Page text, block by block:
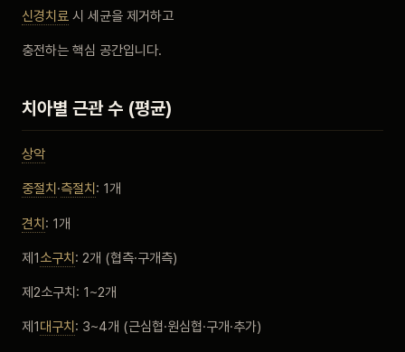
신경치료 시 세균을 제거하고
충전하는 핵심 공간입니다.
치아별 근관 수 (평균)
상악
중절치 ·측절치 : 1개
견치 : 1개
제1소구치 : 2개 (협측·구개측)
제2소구치: 1~2개
제1대구치 : 3~4개 (근심협·원심협·구개·추가)